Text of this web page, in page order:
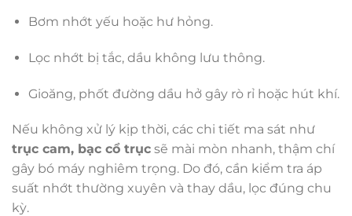
Bơm nhớt yếu hoặc hư hỏng.
Lọc nhớt bị tắc, dầu không lưu thông.
Gioăng, phốt đường dầu hở gây rò rỉ hoặc hút khí.
Nếu không xử lý kịp thời, các chi tiết ma sát như
trục cam, bạc cổ trục sẽ mài mòn nhanh, thậm chí
gây bó máy nghiêm trọng. Do đó, cần kiểm tra áp
suất nhớt thường xuyên và thay dầu, lọc đúng chu
kỳ.